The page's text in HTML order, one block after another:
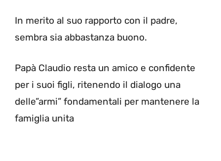
In merito al suo rapporto con il padre,
sembra sia abbastanza buono.
Papà Claudio resta un amico e confidente
per i suoi figli, ritenendo il dialogo una
delle”armi” fondamentali per mantenere la
famiglia unita